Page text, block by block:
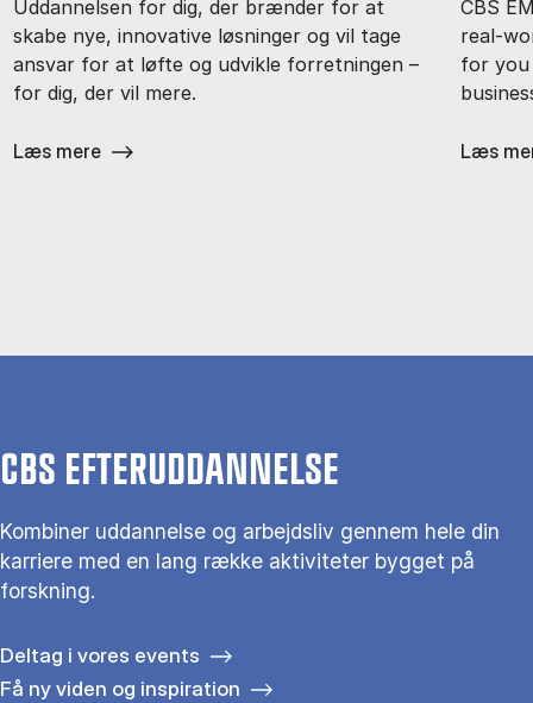
Uddannelsen for dig, der brænder for at
skabe nye, innovative løsninger og vil tage
ansvar for at løfte og udvikle forretningen –
for dig, der vil mere.
Læs mere
CBS
real-
for you
Læs
CBS EFTERUDDANNELSE
Kombiner uddannelse og arbejdsliv gennem hele din
karriere med en lang række aktiviteter bygget på
forskning.
Deltag i vores events
Få ny viden og inspiration